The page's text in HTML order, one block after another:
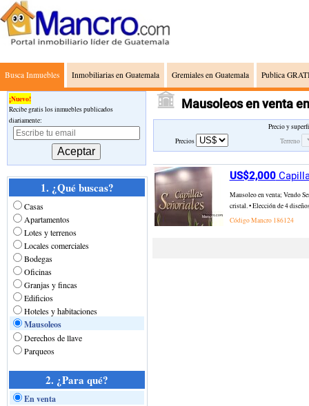
Busca Inmuebles Inmobiliarias en Guatemala Gremiales en Guatemala Publica
Mausoleos en venta
Precio y
Precios
Terreno
US$2,000
Mausoleo en venta; Vendo
cristal. • Elección de 4
Código Mancro 186124
¡Nuevo!
Recibe gratis los inmuebles publicados
diariamente:
1. ¿Qué buscas?
Casas
Apartamentos
Lotes y terrenos
Locales comerciales
Bodegas
Oficinas
Granjas y fincas
Edificios
Hoteles y habitaciones
Mausoleos
Derechos de llave
Parqueos
2. ¿Para qué?
En venta